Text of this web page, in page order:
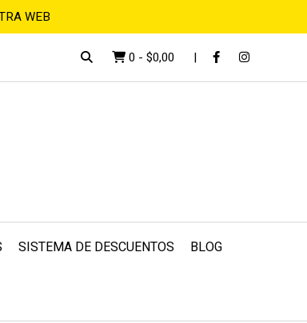
WEB
0 - $0,00
SISTEMA DE DESCUENTOS BLOG